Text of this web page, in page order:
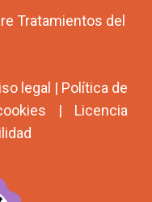
Tratamientos del
legal | Política de
| Licencia